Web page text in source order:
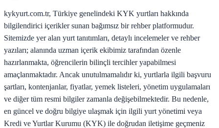
kykyurt.com.tr, Türkiye genelindeki KYK yurtları hakkında
bilgilendirici içerikler sunan bağımsız bir rehber platformudur.
Sitemizde yer alan yurt tanıtımları, detaylı incelemeler ve rehber
yazıları; alanında uzman içerik ekibimiz tarafından özenle
hazırlanmakta, öğrencilerin bilinçli tercihler yapabilmesi
amaçlanmaktadır. Ancak unutulmamalıdır ki, yurtlarla ilgili başvuru
şartları, kontenjanlar, fiyatlar, yemek listeleri, yönetim uygulamaları
ve diğer tüm resmi bilgiler zamanla değişebilmektedir. Bu nedenle,
en güncel ve doğru bilgiye ulaşmak için ilgili yurt yönetimi veya
Kredi ve Yurtlar Kurumu (KYK) ile doğrudan iletişime geçmeniz